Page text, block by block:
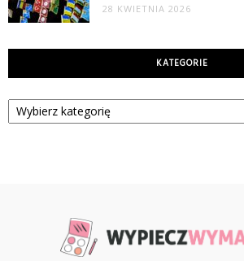
28 KWIETNIA 2026
KATEGORIE
Kategorie